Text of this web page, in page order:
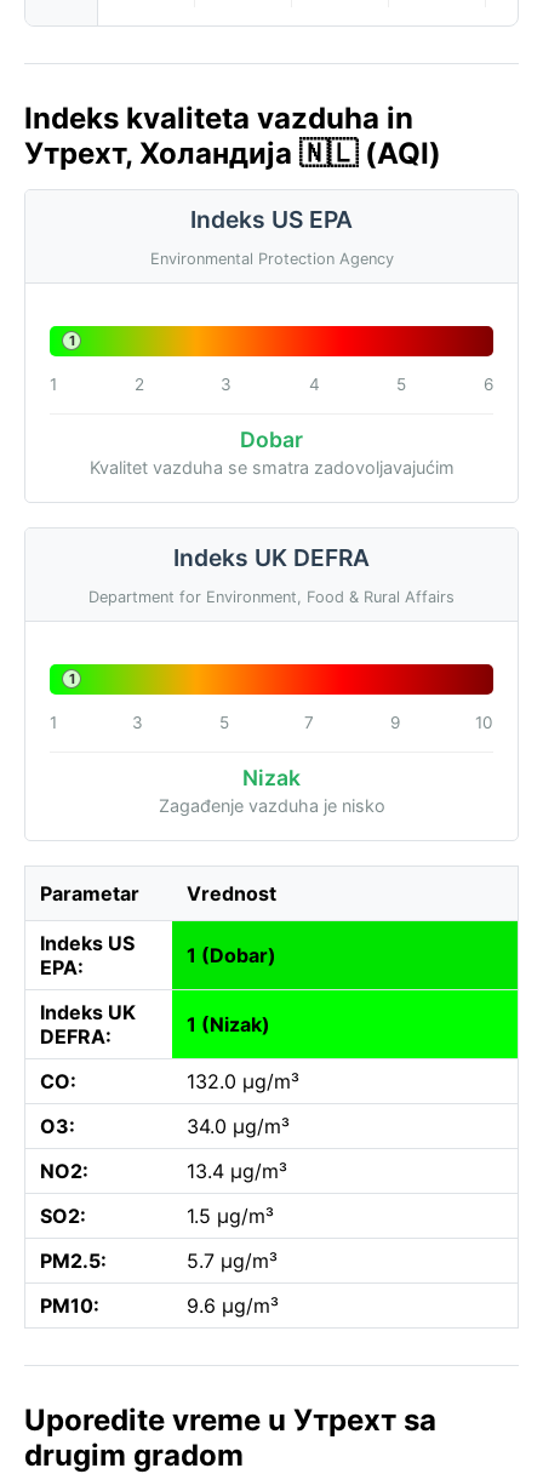
Indeks kvaliteta vazduha in
Утрехт, Холандија 🇳🇱 (AQI)
Indeks US EPA
Environmental Protection Agency
1
1 2 3 4 5 6
Dobar
Kvalitet vazduha se smatra zadovoljavajućim
Indeks UK DEFRA
Department for Environment, Food & Rural Affairs
1
1 3 5 7 9 10
Nizak
Zagađenje vazduha je nisko
Parametar Vrednost
Indeks US
EPA:
1 (Dobar)
Indeks UK
DEFRA:
1 (Nizak)
CO:
132.0 µg/m³
O3:
34.0 µg/m³
NO2:
13.4 µg/m³
SO2:
1.5 µg/m³
PM2.5:
5.7 µg/m³
PM10:
9.6 µg/m³
Uporedite vreme u Утрехт sa
drugim gradom